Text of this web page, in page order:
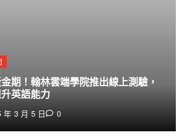
期！翰林雲端學院推出線上測驗，
英語能力
年 3 月 5 日 0